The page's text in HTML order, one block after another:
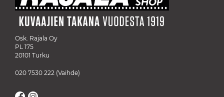
Osk. Rajala Oy
PL 175
20101 Turku
020 7530 222 (Vaihde)